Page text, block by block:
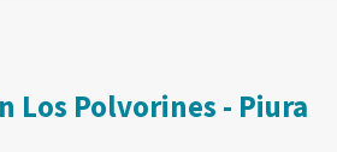
Los Polvorines - Piura